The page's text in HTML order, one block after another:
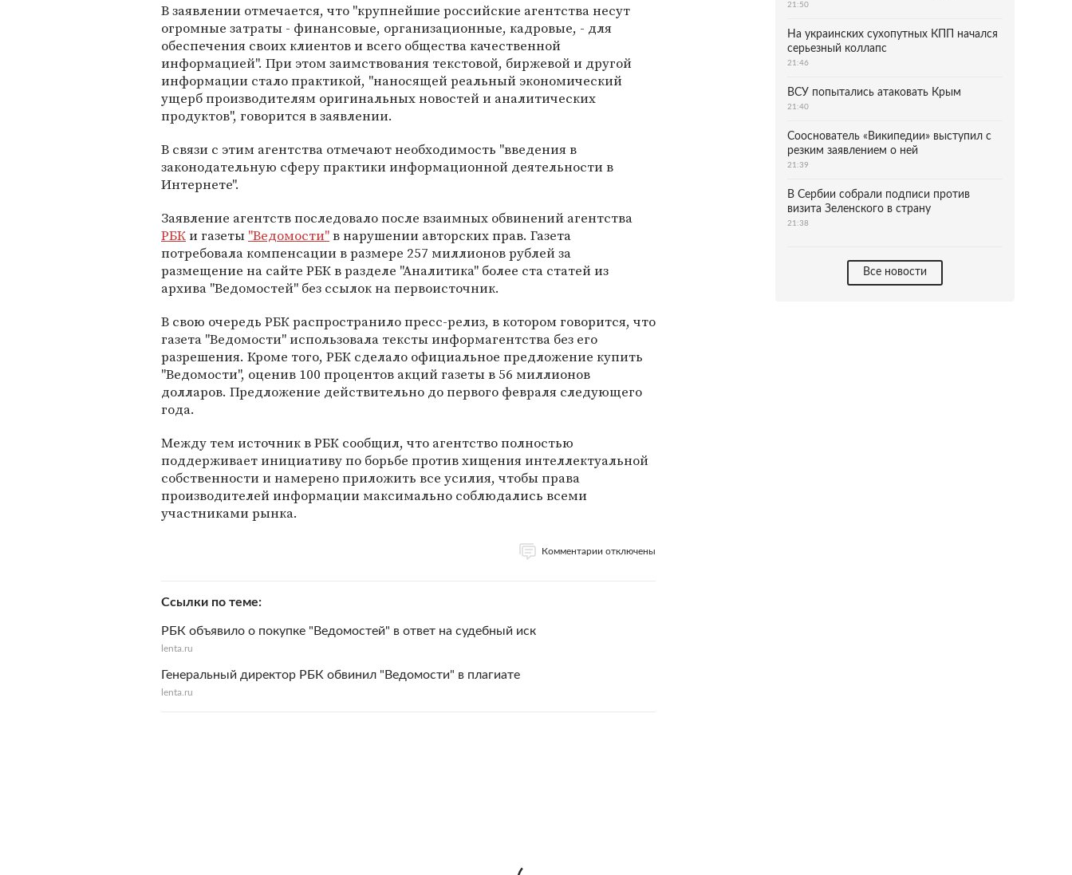
В заявлении отмечается, что "крупнейшие российские агентства несут
огромные затраты - финансовые, организационные, кадровые, - для
обеспечения своих клиентов и всего общества качественной
информацией". При этом заимствования текстовой, биржевой и другой
информации стало практикой, "наносящей реальный экономический
ущерб производителям оригинальных новостей и аналитических
продуктов", говорится в заявлении.
В связи с этим агентства отмечают необходимость "введения в
законодательную сферу практики информационной деятельности в
Интернете".
Заявление агентств последовало после взаимных обвинений агентства
РБКи газеты "Ведомости"в нарушении авторских прав. Газета
потребовала компенсации в размере 257 миллионов рублей за
размещение на сайте РБК в разделе "Аналитика" более ста статей из
архива "Ведомостей" без ссылок на первоисточник.
В свою очередь РБК распространило пресс-релиз, в котором говорится, что
газета "Ведомости" использовала тексты информагентства без его
разрешения. Кроме того, РБК сделало официальное предложение купить
"Ведомости", оценив 100 процентов акций газеты в 56 миллионов
долларов. Предложение действительно до первого февраля следующего
года.
Между тем источник в РБК сообщил, что агентство полностью
поддерживает инициативу по борьбе против хищения интеллектуальной
собственности и намерено приложить все усилия, чтобы права
производителей информации максимально соблюдались всеми
участниками рынка.
Комментарии отключены
Ссылки по теме
РБК объявило о покупке "Ведомостей" в ответ на судебный иск
lenta.ru
Генеральный директор РБК обвинил "Ведомости" в плагиате
lenta.ru
21:50
На украинских сухопутных КПП начался
серьезный коллапс
21:46
ВСУ попытались атаковать Крым
21:40
Сооснователь «Википедии» выступил с
резким заявлением о ней
21:39
В Сербии собрали подписи против
визита Зеленского в страну
21:38
Все новости